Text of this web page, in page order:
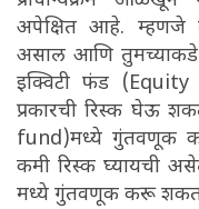
अपेक्षित आहे. म्हणजे
असाल आणि तुमच्याकडे
इक्विटी फंड
प्रकारची रिस्क घेऊ
fund)मध्ये गुंतवणूक
कमी रिस्क घ्यायची
मध्ये गुंतवणूक करू